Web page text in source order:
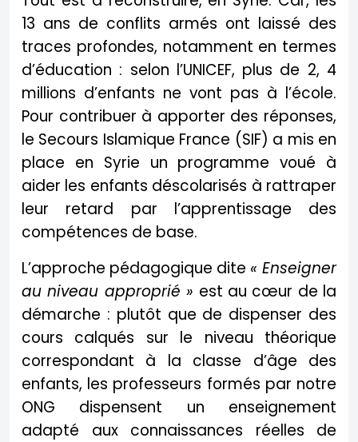
13 ans de conflits armés ont laissé des
traces profondes, notamment en termes
d’éducation : selon l’UNICEF, plus de 2, 4
millions d’enfants ne vont pas à l’école.
Pour contribuer à apporter des réponses,
le Secours Islamique France (SIF) a mis en
place en Syrie un programme voué à
aider les enfants déscolarisés à rattraper
leur retard par l’apprentissage des
compétences de base.
L’approche pédagogique dite « Enseigner
au niveau approprié » est au cœur de la
démarche : plutôt que de dispenser des
cours calqués sur le niveau théorique
correspondant à la classe d’âge des
enfants, les professeurs formés par notre
ONG dispensent un enseignement
adapté aux connaissances réelles de